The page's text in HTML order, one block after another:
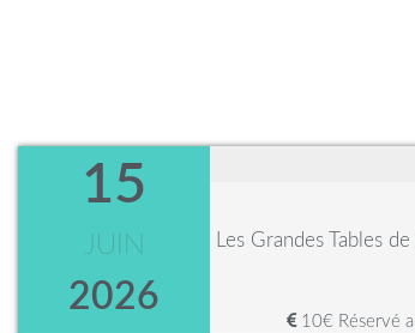
15
JUIN
2026
Les Grandes Tables
10€ Réservé